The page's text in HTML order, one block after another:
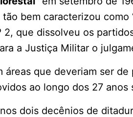
tão bem caracterizou como
2, que dissolveu os
a Justiça Militar o
áreas que deveriam ser
ao longo dos 27 anos
dois decênios de